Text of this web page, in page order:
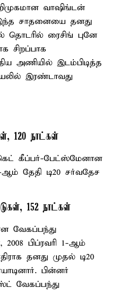
வாஷிங்டன்
சாதனையை தனது
தொடரில் ரைசிங் புனே
சிறப்பாக
அணியில் இடம்பிடித்த
இரண்டாவது
120 நாட்கள்
கீப்பர்-பேட்ஸ்மேனான
ஆம் தேதி டி20 சர்வதேச
152 நாட்கள்
வேகப்பந்து
பிப்ரவரி 1-ஆம்
தனது முதல் டி20
பின்னர்
வேகப்பந்து